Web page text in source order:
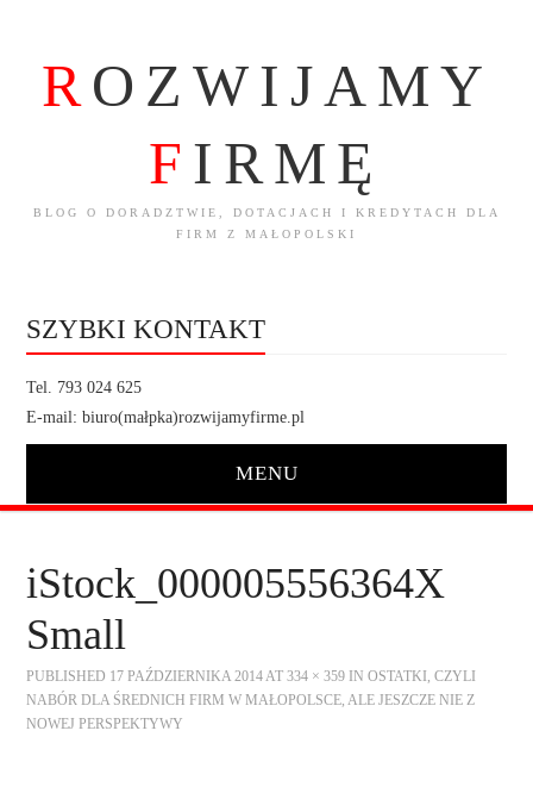
ROZWIJAMY
F IRMĘ
BLOG O DORADZTWIE, DOTACJACH I KREDYTACH DLA
FIRM Z MAŁOPOLSKI
SZYBKI KONTAKT
Tel. 793 024 625
E-mail: biuro(małpka)rozwijamyfirme.pl
MENU
O NAS
OFERTA DLA FIRM
SZKOLENIA
iStock_000005556364X
Small
PUBLISHED 17 PAŹDZIERNIKA 2014 AT334 × 359 INOSTATKI, CZYLI
NABÓR DLA ŚREDNICH FIRM W MAŁOPOLSCE, ALE JESZCZE NIE Z
NOWEJ PERSPEKTYWY